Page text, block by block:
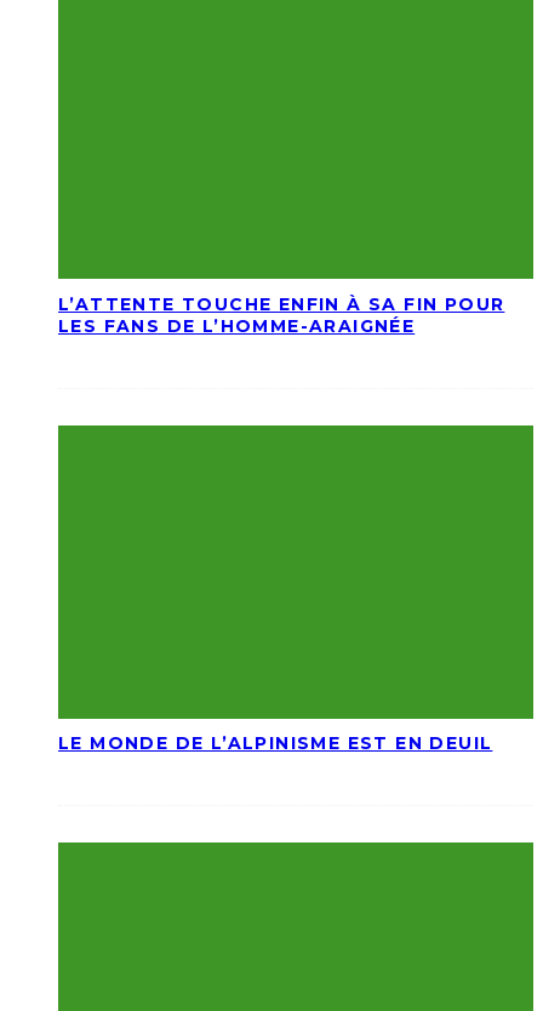
L’ATTENTE TOUCHE ENFIN À SA FIN POUR
LES FANS DE L’HOMME-ARAIGNÉE
LE MONDE DE L’ALPINISME EST EN DEUIL